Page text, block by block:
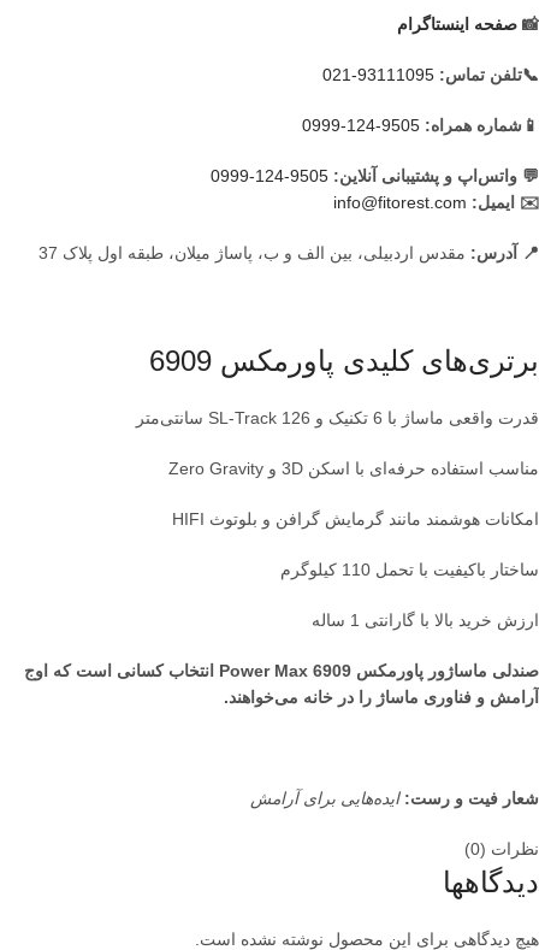
📸 صفحه اینستاگرام
📞تلفن تماس: 93111095-021
📱شماره همراه: 9505-124-0999
💬 واتس‌اپ و پشتیبانی آنلاین: 9505-124-0999
✉️ ایمیل: info@fitorest.com
📍 آدرس: مقدس اردبیلی، بین الف و ب، پاساژ میلان، طبقه اول پلاک 37
برتری‌های کلیدی پاورمکس 6909
قدرت واقعی ماساژ با 6 تکنیک و SL-Track 126 سانتی‌متر
مناسب استفاده حرفه‌ای با اسکن 3D و Zero Gravity
امکانات هوشمند مانند گرمایش گرافن و بلوتوث HIFI
ساختار باکیفیت با تحمل 110 کیلوگرم
ارزش خرید بالا با گارانتی 1 ساله
صندلی ماساژور پاورمکس Power Max 6909 انتخاب کسانی است که اوج
آرامش و فناوری ماساژ را در خانه می‌خواهند.
شعار فیت و رست:ایده‌هایی برای آرامش
نظرات (0)
دیدگاهها
هیچ دیدگاهی برای این محصول نوشته نشده است.